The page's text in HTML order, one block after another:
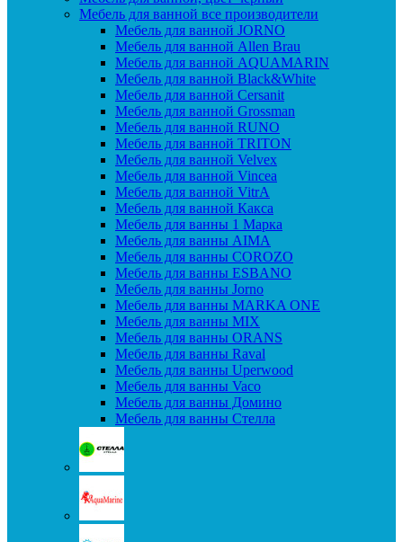
Мебель для ванной все производители
Мебель для ванной JORNO
Мебель для ванной Allen Brau
Мебель для ванной AQUAMARIN
Мебель для ванной Black&White
Мебель для ванной Cersanit
Мебель для ванной Grossman
Мебель для ванной RUNO
Мебель для ванной TRITON
Мебель для ванной Velvex
Мебель для ванной Vincea
Мебель для ванной VitrA
Мебель для ванной Какса
Мебель для ванны 1 Марка
Мебель для ванны AIMA
Мебель для ванны COROZO
Мебель для ванны ESBANO
Мебель для ванны Jorno
Мебель для ванны MARKA ONE
Мебель для ванны MIX
Мебель для ванны ORANS
Мебель для ванны Raval
Мебель для ванны Uperwood
Мебель для ванны Vaco
Мебель для ванны Домино
Мебель для ванны Стелла